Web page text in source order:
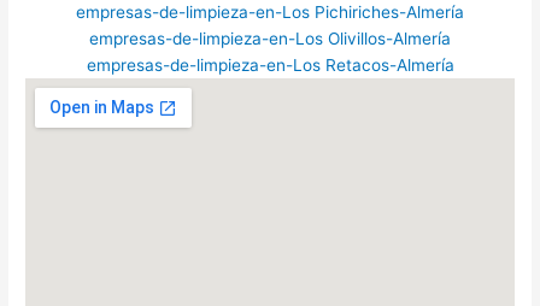
empresas-de-limpieza-en-Los Pichiriches-Almería
empresas-de-limpieza-en-Los Olivillos-Almería
empresas-de-limpieza-en-Los Retacos-Almería